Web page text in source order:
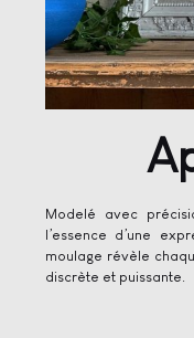
Modelé avec
l’essence d’une
moulage révèle
discrète et puissante.